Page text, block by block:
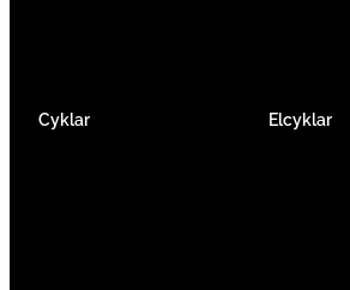
Cyklar Elcyklar